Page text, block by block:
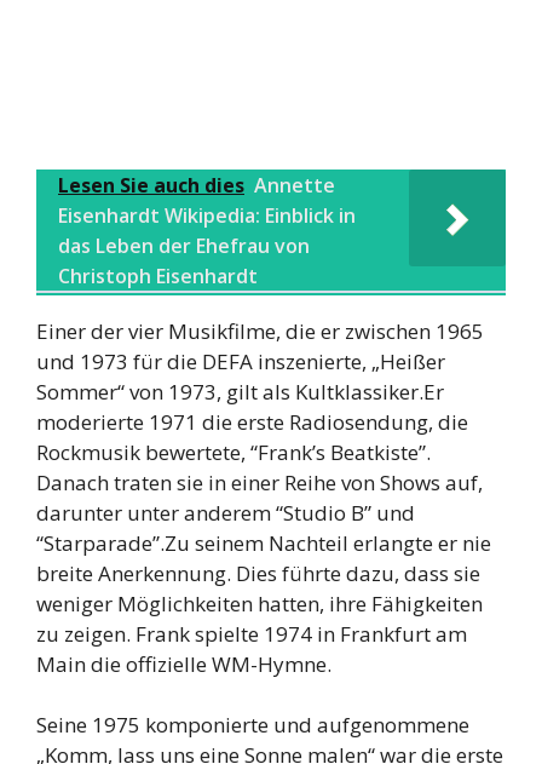
Lesen Sie auch dies Annette
Eisenhardt Wikipedia: Einblick in
das Leben der Ehefrau von
Christoph Eisenhardt
Einer der vier Musikfilme, die er zwischen 1965
und 1973 für die DEFA inszenierte, „Heißer
Sommer“ von 1973, gilt als Kultklassiker.Er
moderierte 1971 die erste Radiosendung, die
Rockmusik bewertete, “Frank’s Beatkiste”.
Danach traten sie in einer Reihe von Shows auf,
darunter unter anderem “Studio B” und
“Starparade”.Zu seinem Nachteil erlangte er nie
breite Anerkennung. Dies führte dazu, dass sie
weniger Möglichkeiten hatten, ihre Fähigkeiten
zu zeigen. Frank spielte 1974 in Frankfurt am
Main die offizielle WM-Hymne.
Seine 1975 komponierte und aufgenommene
„Komm, lass uns eine Sonne malen“ war die erste